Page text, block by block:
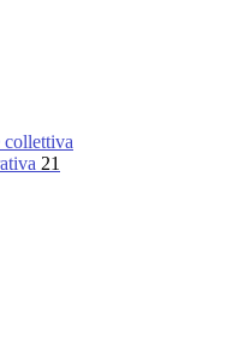
collettiva
21